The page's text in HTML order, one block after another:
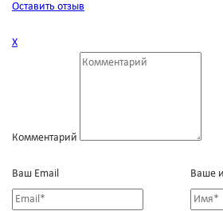
Оставить отзыв
Х
Комментарий
Ваш Email Ваше